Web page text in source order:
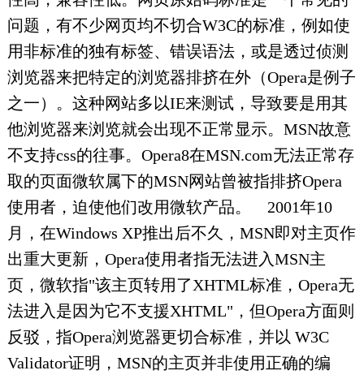
问题，有不少网页均不切合W3C的标准，例如使
用非标准的独有标签、错误语法，或是透过侦测
浏览器来把特定的浏览器排挤在外（Opera是例子
之一）。这种网站多以IE来测试，导致要是用其
他浏览器来浏览就会出现不正常显示。MSN故意
不支持css的往事。Opera8在MSN.com无法正常存
取的页面微软属下的MSN网站曾被指排挤Opera
使用者，迫使他们改用微软产品。 2001年10
月，在Windows XP推出后不久，MSN即对主页作
出重大更新，Opera使用者指无法进入MSN主
页，微软指"该主页转用了XHTML标准，Opera无
法进入是因为它不支援XHTML"，但Opera方面则
反驳，指Opera浏览器更切合标准，并以 W3C
Validator证明，MSN的主页并非使用正确的编